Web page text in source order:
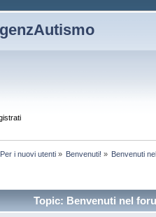
Per i nuovi utenti» Benvenuti! » Benvenuti
Topic: Benvenuti nel